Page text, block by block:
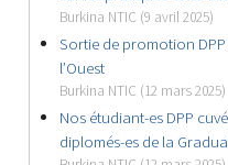
Burkina NTIC (9 avril 2025)
Sortie de promotion
l’Ouest
Burkina NTIC (12 mars 2025)
Nos étudiant-es DPP
diplomés-es de la